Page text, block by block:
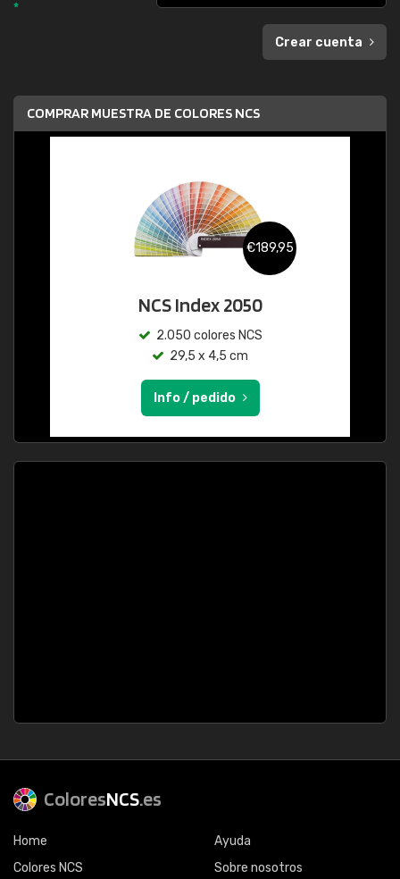
*
Crear cuenta
COMPRAR MUESTRA DE COLORES NCS
€189,95
NCS Index 2050
2.050 colores NCS
29,5 x 4,5 cm
Info / pedido
ColoresNCS.es
Home
Colores NCS
Ayuda
Sobre nosotros